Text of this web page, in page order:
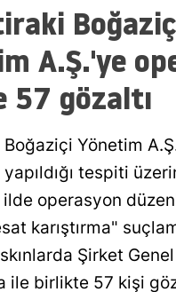
A.Ş.'ye
57 gözaltı
Boğaziçi Yönetim
tespiti
operasyon
karıştırma"
Şirket
ile birlikte 57 kişi